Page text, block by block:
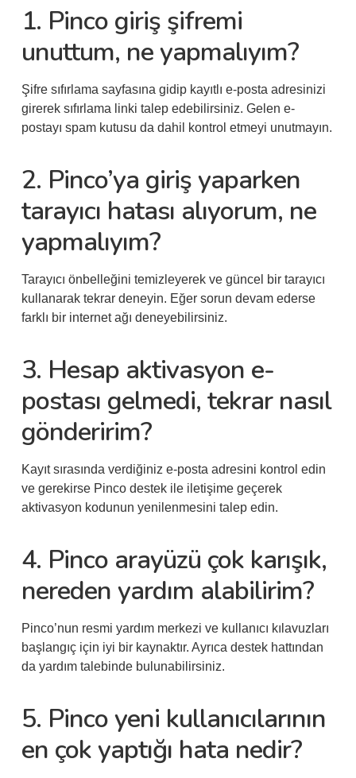
1. Pinco giriş şifremi
unuttum, ne yapmalıyım?
Şifre sıfırlama sayfasına gidip kayıtlı e-posta adresinizi
girerek sıfırlama linki talep edebilirsiniz. Gelen e-
postayı spam kutusu da dahil kontrol etmeyi unutmayın.
2. Pinco’ya giriş yaparken
tarayıcı hatası alıyorum, ne
yapmalıyım?
Tarayıcı önbelleğini temizleyerek ve güncel bir tarayıcı
kullanarak tekrar deneyin. Eğer sorun devam ederse
farklı bir internet ağı deneyebilirsiniz.
3. Hesap aktivasyon e-
postası gelmedi, tekrar nasıl
gönderirim?
Kayıt sırasında verdiğiniz e-posta adresini kontrol edin
ve gerekirse Pinco destek ile iletişime geçerek
aktivasyon kodunun yenilenmesini talep edin.
4. Pinco arayüzü çok karışık,
nereden yardım alabilirim?
Pinco’nun resmi yardım merkezi ve kullanıcı kılavuzları
başlangıç için iyi bir kaynaktır. Ayrıca destek hattından
da yardım talebinde bulunabilirsiniz.
5. Pinco yeni kullanıcılarının
en çok yaptığı hata nedir?